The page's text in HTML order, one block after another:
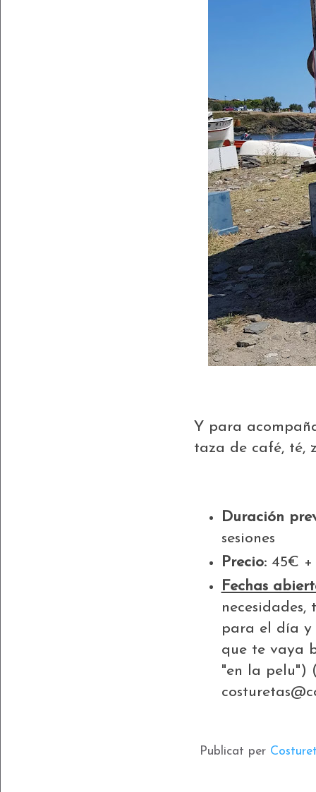
Y para
taza de café, té,
Duración
sesiones
Precio: 45€ +
Fechas
para el día y
que te vaya
"en la pelu")
Publicat per